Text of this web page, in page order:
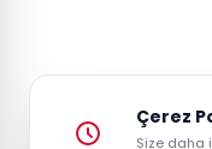
Çerez
Size daha